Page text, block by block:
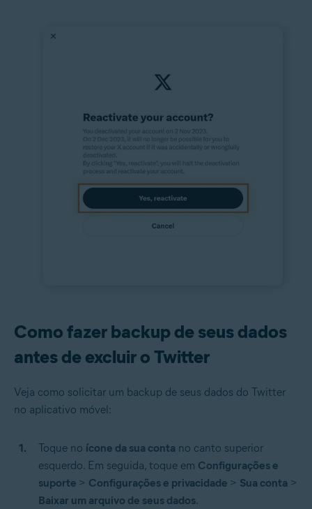
Como fazer backup de seus dados
antes de excluir o Twitter
Veja como solicitar um backup de seus dados do Twitter
no aplicativo móvel:
Toque no ícone da sua conta no canto superior
esquerdo. Em seguida, toque em Configurações e
suporte > Configurações e privacidade > Sua conta >
Baixar um arquivo de seus dados.